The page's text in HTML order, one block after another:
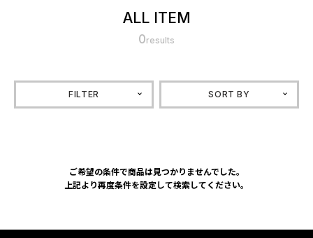
ALL ITEM
0results
FILTER SORT BY
ご希望の条件で商品は見つかりませんでした。
上記より再度条件を設定して検索してください。